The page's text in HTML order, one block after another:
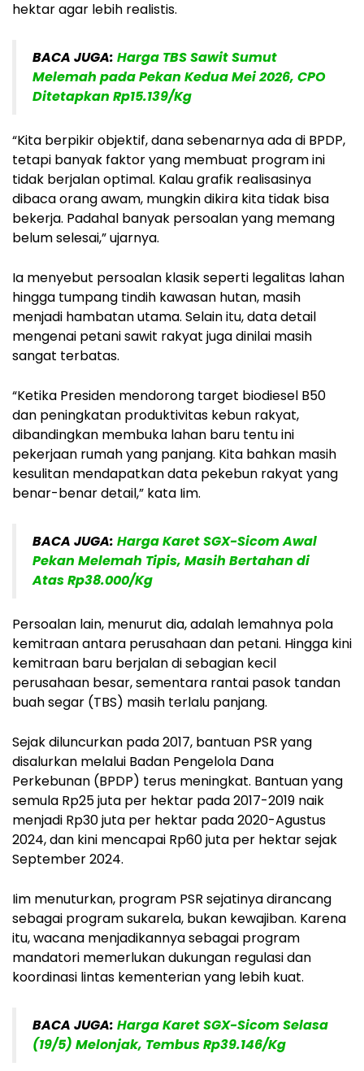
hektar agar lebih realistis.
BACA JUGA: Harga TBS Sawit Sumut
Melemah pada Pekan Kedua Mei 2026, CPO
Ditetapkan Rp15.139/Kg
“Kita berpikir objektif, dana sebenarnya ada di BPDP,
tetapi banyak faktor yang membuat program ini
tidak berjalan optimal. Kalau grafik realisasinya
dibaca orang awam, mungkin dikira kita tidak bisa
bekerja. Padahal banyak persoalan yang memang
belum selesai,” ujarnya.
Ia menyebut persoalan klasik seperti legalitas lahan
hingga tumpang tindih kawasan hutan, masih
menjadi hambatan utama. Selain itu, data detail
mengenai petani sawit rakyat juga dinilai masih
sangat terbatas.
“Ketika Presiden mendorong target biodiesel B50
dan peningkatan produktivitas kebun rakyat,
dibandingkan membuka lahan baru tentu ini
pekerjaan rumah yang panjang. Kita bahkan masih
kesulitan mendapatkan data pekebun rakyat yang
benar-benar detail,” kata Iim.
BACA JUGA: Harga Karet SGX-Sicom Awal
Pekan Melemah Tipis, Masih Bertahan di
Atas Rp38.000/Kg
Persoalan lain, menurut dia, adalah lemahnya pola
kemitraan antara perusahaan dan petani. Hingga kini
kemitraan baru berjalan di sebagian kecil
perusahaan besar, sementara rantai pasok tandan
buah segar (TBS) masih terlalu panjang.
Sejak diluncurkan pada 2017, bantuan PSR yang
disalurkan melalui Badan Pengelola Dana
Perkebunan (BPDP) terus meningkat. Bantuan yang
semula Rp25 juta per hektar pada 2017-2019 naik
menjadi Rp30 juta per hektar pada 2020-Agustus
2024, dan kini mencapai Rp60 juta per hektar sejak
September 2024.
Iim menuturkan, program PSR sejatinya dirancang
sebagai program sukarela, bukan kewajiban. Karena
itu, wacana menjadikannya sebagai program
mandatori memerlukan dukungan regulasi dan
koordinasi lintas kementerian yang lebih kuat.
BACA JUGA: Harga Karet SGX-Sicom Selasa
(19/5) Melonjak, Tembus Rp39.146/Kg